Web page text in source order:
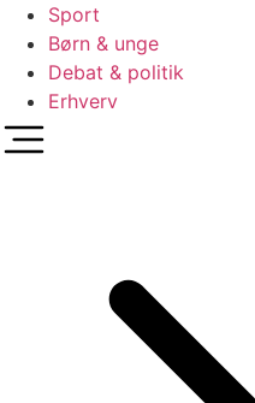
Sport
Børn & unge
Debat & politik
Erhverv